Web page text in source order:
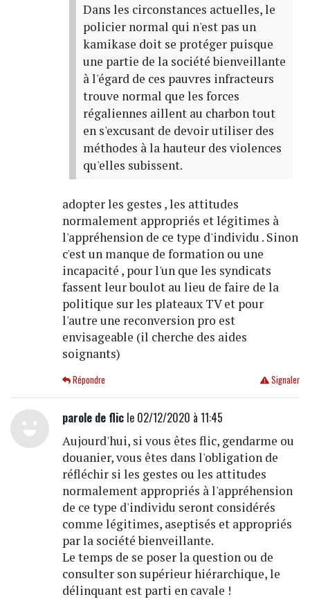
Dans les circonstances actuelles, le
policier normal qui n'est pas un
kamikase doit se protéger puisque
une partie de la société bienveillante
à l'égard de ces pauvres infracteurs
trouve normal que les forces
régaliennes aillent au charbon tout
en s'excusant de devoir utiliser des
méthodes à la hauteur des violences
qu'elles subissent.
adopter les gestes , les attitudes
normalement appropriés et légitimes à
l'appréhension de ce type d'individu . Sinon
c'est un manque de formation ou une
incapacité , pour l'un que les syndicats
fassent leur boulot au lieu de faire de la
politique sur les plateaux TV et pour
l'autre une reconversion pro est
envisageable (il cherche des aides
soignants)
Signaler
Répondre
parole de flicle 02/12/2020 à 11:45
Aujourd'hui, si vous êtes flic, gendarme ou
douanier, vous êtes dans l'obligation de
réfléchir si les gestes ou les attitudes
normalement appropriés à l'appréhension
de ce type d'individu seront considérés
comme légitimes, aseptisés et appropriés
par la société bienveillante.
Le temps de se poser la question ou de
consulter son supérieur hiérarchique, le
délinquant est parti en cavale !